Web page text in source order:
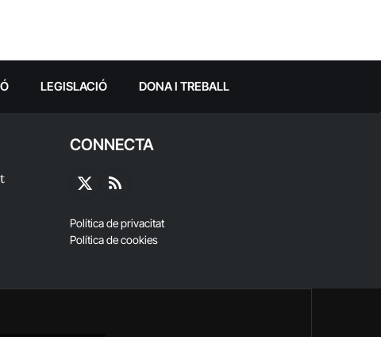
LEGISLACIÓ DONA I TREBALL
CONNECTA
X
RSS
Política de privacitat
Política de cookies